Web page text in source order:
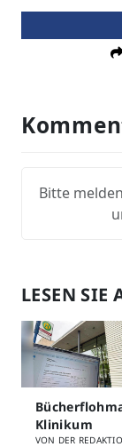
Bitte
LESEN SIE
Klinikum
VON DER